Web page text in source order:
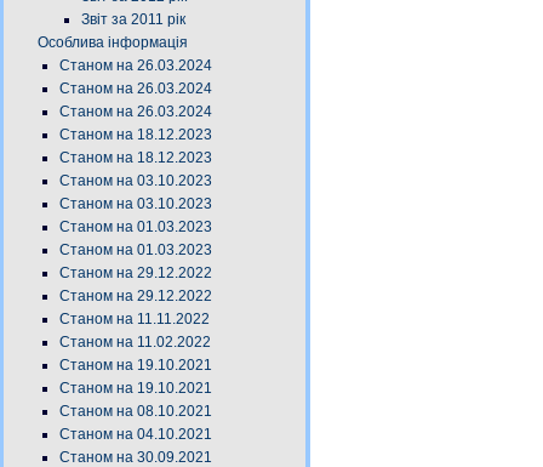
Звіт за 2011 рік
Особлива інформація
Станом на 26.03.2024
Станом на 26.03.2024
Станом на 26.03.2024
Станом на 18.12.2023
Станом на 18.12.2023
Станом на 03.10.2023
Станом на 03.10.2023
Станом на 01.03.2023
Станом на 01.03.2023
Станом на 29.12.2022
Станом на 29.12.2022
Станом на 11.11.2022
Станом на 11.02.2022
Станом на 19.10.2021
Станом на 19.10.2021
Станом на 08.10.2021
Станом на 04.10.2021
Станом на 30.09.2021